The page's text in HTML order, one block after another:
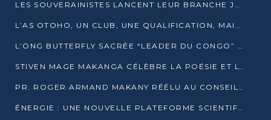
LES SOUVERAINISTES LANCENT LEUR BRANCHE JEUNE À BRAZZAVILLE
L’AS OTOHO, UN CLUB, UNE QUALIFICATION, MAIS ENCORE DES DOUTES
L’ONG BUTTERFLY SACRÉE “LEADER DU CONGO” AU PRIX D’EXCELLENCE 2025
STIVEN MAGE MAKANGA CÉLÈBRE LA POÉSIE ET L’HUMAIN AVEC SON RECUEIL “HECTARE”
PR. ROGER ARMAND MAKANY RÉÉLU AU CONSEIL DE L’AUF
ÉNERGIE : UNE NOUVELLE PLATEFORME SCIENTIFIQUE POUR LA TRANSITION ÉNERGÉTIQUE EN AFRIQUE CENTRALE